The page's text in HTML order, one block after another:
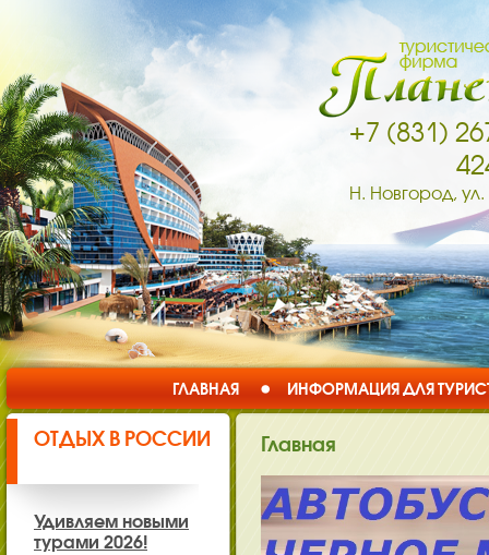
+7 (831)
Н. Новгород,
ГЛАВНАЯ ИНФОРМАЦИЯ ДЛЯ
ОТДЫХ В РОССИИ
Удивляем новыми
турами 2026!
Главная